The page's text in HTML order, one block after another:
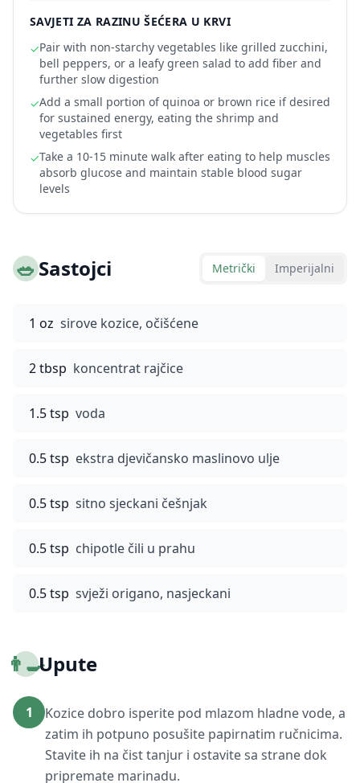
SAVJETI ZA RAZINU ŠEĆERA U KRVI
✓Pair with non-starchy vegetables like grilled zucchini,
bell peppers, or a leafy green salad to add fiber and
further slow digestion
✓Add a small portion of quinoa or brown rice if desired
for sustained energy, eating the shrimp and
vegetables first
✓Take a 10-15 minute walk after eating to help muscles
absorb glucose and maintain stable blood sugar
levels
🥗Sastojci Metrički Imperijalni
1 oz sirove kozice, očišćene
2 tbsp koncentrat rajčice
1.5 tsp voda
0.5 tsp ekstra djevičansko maslinovo ulje
0.5 tsp sitno sjeckani češnjak
0.5 tsp chipotle čili u prahu
0.5 tsp svježi origano, nasjeckani
👨‍🍳Upute
1
Kozice dobro isperite pod mlazom hladne vode, a
zatim ih potpuno posušite papirnatim ručnicima.
Stavite ih na čist tanjur i ostavite sa strane dok
pripremate marinadu.